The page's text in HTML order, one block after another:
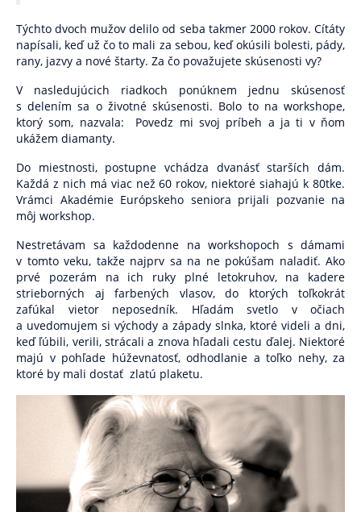
Pomáhame
Komu pomáhame
Oblasti pomoci
Skrotiť Draka
Linky
Kurzy
Pre verejnosť
Pre odborníkov
Pre školy a organizácie
Novinky
2% z daní pre ViaSua
Odborníkom
Blog
Týchto dvoch mužov delilo od seba takmer 2000 rokov. Cítáty
napísali, keď už čo to mali za sebou, keď okúsili bolesti, pády,
rany, jazvy a nové štarty. Za čo považujete skúsenosti vy?
V nasledujúcich riadkoch ponúknem jednu skúsenosť
s delením sa o životné skúsenosti. Bolo to na workshope,
ktorý som, nazvala:
Povedz mi svoj príbeh a ja ti v ňom
ukážem diamanty.
Do miestnosti, postupne vchádza dvanásť starších dám.
Každá z nich má viac než 60 rokov, niektoré siahajú k 80tke.
Vrámci Akadémie Európskeho seniora prijali pozvanie na
môj workshop.
Nestretávam sa každodenne na workshopoch s dámami
v tomto veku, takže najprv sa na ne pokúšam naladiť. Ako
prvé pozerám na ich ruky plné letokruhov, na kadere
strieborných aj farbených vlasov, do ktorých toľkokrát
zafúkal vietor neposedník. Hľadám svetlo v očiach
a uvedomujem si východy a západy slnka, ktoré videli a dni,
keď ľúbili, verili, strácali a znova hľadali cestu ďalej. Niektoré
majú v pohľade húževnatosť, odhodlanie a toľko nehy, za
ktoré by mali dostať zlatú plaketu.